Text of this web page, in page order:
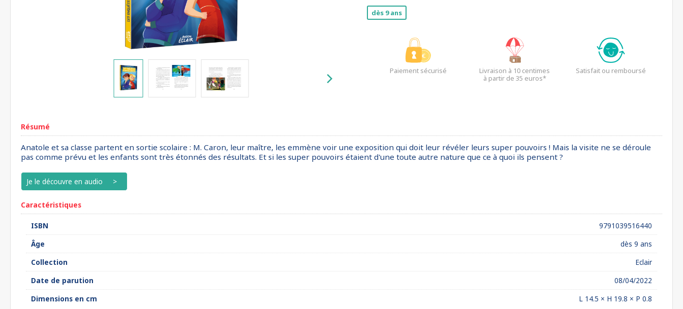
dès 9 ans
Paiement sécurisé
Livraison à 10 centimes
à partir de 35 euros*
Satisfait ou remboursé
Résumé
Anatole et sa classe partent en sortie scolaire : M. Caron, leur maître, les emmène voir une exposition qui doit leur révéler leurs super pouvoirs ! Mais la visite ne se déroule
pas comme prévu et les enfants sont très étonnés des résultats. Et si les super pouvoirs étaient d'une toute autre nature que ce à quoi ils pensent ?
Je le découvre en audio
Caractéristiques
ISBN
9791039516440
Âge
dès 9 ans
Collection
Eclair
Date de parution
08/04/2022
Dimensions en cm
L 14.5 × H 19.8 × P 0.8